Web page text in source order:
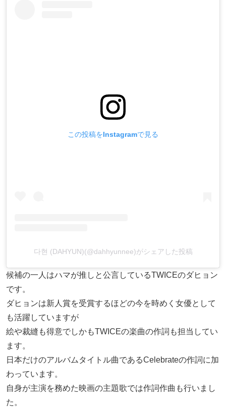
この投稿をInstagramで見る
다현 (DAHYUN)(@dahhyunnee)がシェアした投稿
候補の一人はハマが推しと公言しているTWICEのダヒョン
です。
ダヒョンは新人賞を受賞するほどの今を時めく女優として
も活躍していますが
絵や裁縫も得意でしかもTWICEの楽曲の作詞も担当してい
ます。
日本だけのアルバムタイトル曲であるCelebrateの作詞に加
わっています。
自身が主演を務めた映画の主題歌では作詞作曲も行いまし
た。